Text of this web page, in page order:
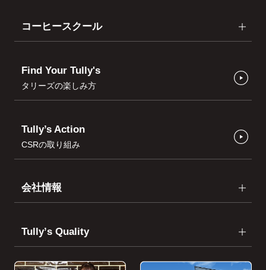
コーヒースクール
Find Your Tully's
タリーズの楽しみ方
Tully’s Action
CSRの取り組み
会社情報
Tullyʼs Quality